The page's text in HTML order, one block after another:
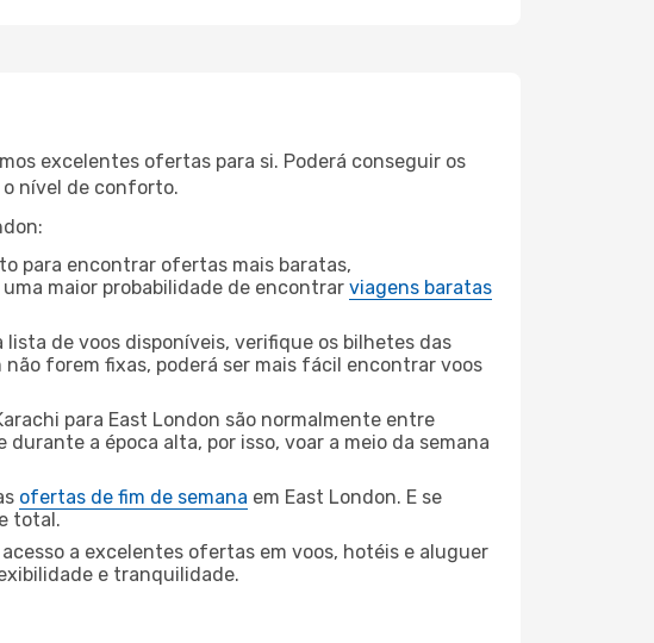
excelentes ofertas para si. Poderá conseguir os
o nível de conforto.
para encontrar ofertas mais baratas,
maior probabilidade de encontrar viagens baratas
de voos disponíveis, verifique os bilhetes das
forem fixas, poderá ser mais fácil encontrar voos
para East London são normalmente entre
a época alta, por isso, voar a meio da semana
ofertas de fim de semana em East London. E se
total.
a excelentes ofertas em voos, hotéis e aluguer
e tranquilidade.